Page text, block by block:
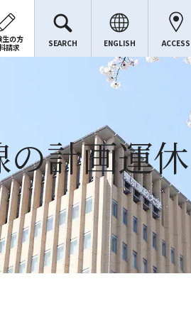
生の方
請求
SEARCH ENGLISH ACCESS
計画運